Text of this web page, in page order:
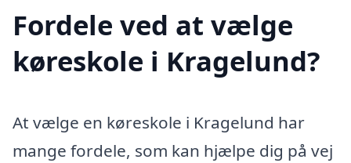
Fordele ved at vælge
køreskole i Kragelund?
At vælge en køreskole i Kragelund har
mange fordele, som kan hjælpe dig på vej